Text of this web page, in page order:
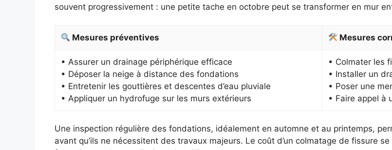
souvent progressivement : une petite tache en octobre peut se transformer en mur
Mesures préventives Mesures
• Assurer un drainage périphérique efficace
• Déposer la neige à distance des fondations
• Entretenir les gouttières et descentes d’eau pluviale
• Appliquer un hydrofuge sur les murs extérieurs
• Colmater les
• Installer un
• Poser une
• Faire appel à
Une inspection régulière des fondations, idéalement en automne et au printemps,
avant qu’ils ne nécessitent des travaux majeurs. Le coût d’un colmatage de fissure